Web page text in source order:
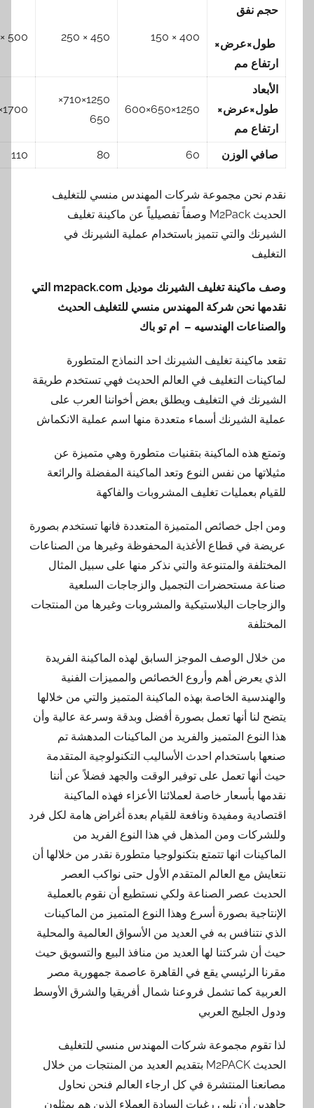
450 × 250
500 × 300
1250×650×600
650
1700×770×700
الوزن 60
مجموعة شركات المهندس منسي للتغليف
الحديث M2Pack وصفاً تفصيلياً عن ماكينة تغليف
والتي تتميز باستخدام عملية الشيرنك في
تغليف الشيرنك موديلm2pack.com التي
نحن شركة المهندس منسي للتغليف الحديث
الهندسيه – ام تو باك
تغليف الشيرنك احد النماذج المتطورة
التغليف في العالم الحديث فهي تستخدم طريقة
في التغليف ويطلق بعض أخواننا العرب على
الشيرنك أسماء متعددة منها اسم عملية الانكماش
الماكينة بتقنيات متطورة وهي متميزة عن
من نفس النوع وتعد الماكينة المفضلة والرائعة
بعمليات تغليف المشروبات والفاكهة
خصائص المتميزة المتعددة فانها تستخدم بصورة
في قطاع الأغذية المحفوظة وغيرها من الصناعات
والمتنوعة والتي نذكر منها على سبيل المثال
مستحضرات التجميل والزجاجات السلعية
البلاستيكية والمشروبات وغيرها من المنتجات
الوصف الموجز السابق لهذه الماكينة الفريدة
أهم وأروع الخصائص والمميزات الفنية
الخاصة بهذه الماكينة المتميز والتي من خلالها
أنها تعمل بصورة أفضل وبدقة وسرعة عالية وأن
المتميز والفريد من الماكينات المدهشة تم
احدث الأساليب التكنولوجية المتقدمة
تعمل على توفير الوقت والجهد فضلاً عن أننا
بأسعار خاصة لعملائنا الأعزاء فهذه الماكينة
ومفيدة ونافعة للقيام بعدة أغراض هامة لكل فرد
ومن المذهل في هذا النوع الفريد من
انها تتمتع بتكنولوجيا متطورة نقدر من خلالها أن
مع العالم المتقدم الأول حتى نواكب العصر
عصر الصناعة ولكي نستطيع أن نقوم بالعملية
بصورة أسرع وهذا النوع المتميز من الماكينات
به في العديد من الأسواق العالمية والمحلية
شركتنا لها العديد من منافذ البيع والتسويق حيث
الرئيسي يقع في القاهرة عاصمة جمهورية مصر
كما تشمل فروعنا شمال أفريقيا والشرق الأوسط
العربي
مجموعة شركات المهندس منسي للتغليف
الحديث M2PACK بتقديم العديد من المنتجات من خلال
المنتشرة في كل ارجاء العالم فنحن نحاول
أن نلبي رغبات السادة العملاء الذين هم يمثلون